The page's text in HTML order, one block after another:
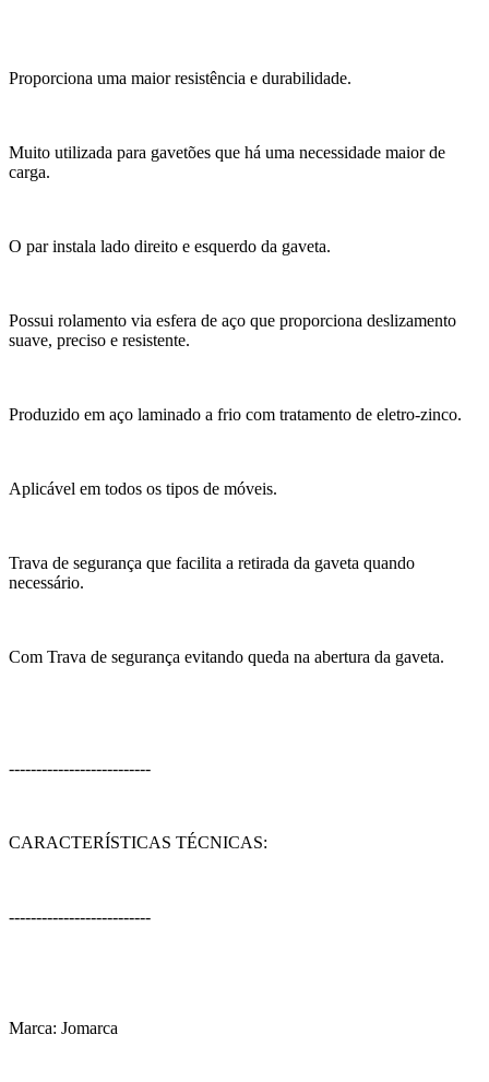
Proporciona uma maior resistência e durabilidade.
Muito utilizada para gavetões que há uma necessidade maior de
carga.
O par instala lado direito e esquerdo da gaveta.
Possui rolamento via esfera de aço que proporciona deslizamento
suave, preciso e resistente.
Produzido em aço laminado a frio com tratamento de eletro-zinco.
Aplicável em todos os tipos de móveis.
Trava de segurança que facilita a retirada da gaveta quando
necessário.
Com Trava de segurança evitando queda na abertura da gaveta.
--------------------------
CARACTERÍSTICAS TÉCNICAS:
--------------------------
Marca: Jomarca